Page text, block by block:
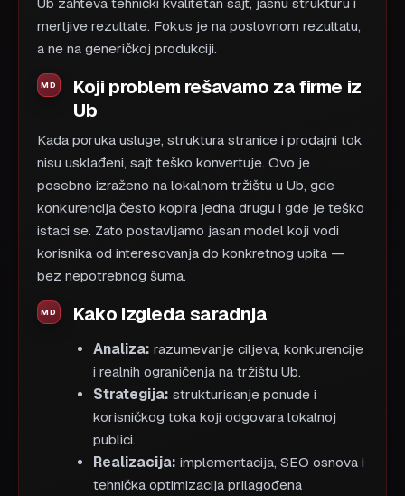
Ub zahteva tehnički kvalitetan sajt, jasnu strukturu i
merljive rezultate. Fokus je na poslovnom rezultatu,
a ne na generičkoj produkciji.
Koji problem rešavamo za firme iz
Ub
Kada poruka usluge, struktura stranice i prodajni tok
nisu usklađeni, sajt teško konvertuje. Ovo je
posebno izraženo na lokalnom tržištu u Ub, gde
konkurencija često kopira jedna drugu i gde je teško
istaci se. Zato postavljamo jasan model koji vodi
korisnika od interesovanja do konkretnog upita —
bez nepotrebnog šuma.
Kako izgleda saradnja
Analiza: razumevanje ciljeva, konkurencije
i realnih ograničenja na tržištu Ub.
Strategija: strukturisanje ponude i
korisničkog toka koji odgovara lokalnoj
publici.
Realizacija: implementacija, SEO osnova i
tehnička optimizacija prilagođena